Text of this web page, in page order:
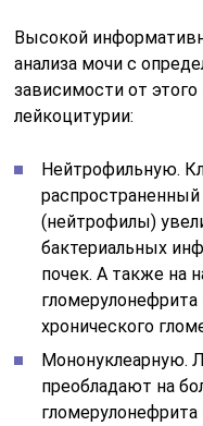
Высокой
анализа мочи с
зависимости от этого
лейкоцитурии:
Нейтрофильную.
(нейтрофилы)
бактериальных
почек. А также на
хронического
Мононуклеарную.
преобладают на